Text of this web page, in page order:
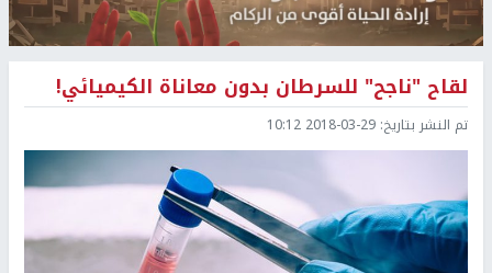
لقاح "ناجح" للسرطان بدون معاناة الكيميائي!
تم النشر بتاريخ: 2018-03-29 10:12